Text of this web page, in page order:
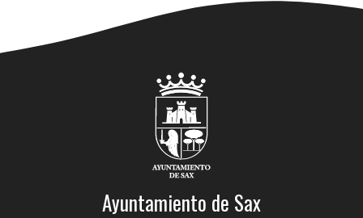
Ayuntamiento de Sax